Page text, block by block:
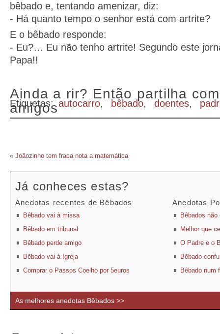
bêbado e, tentando amenizar, diz:
- Há quanto tempo o senhor está com artrite?
E o bêbado responde:
- Eu?… Eu não tenho artrite! Segundo este
Papa!!
Ainda a rir? Então partilha
amigos
Etiquetas: autocarro, bêbado, doentes,
« Joãozinho tem fraca nota a matemática
Já conheces estas?
Anedotas recentes de Bêbados
Bêbado vai à missa
Bêbado em tribunal
Bêbado perde amigo
Bêbado vai à Igreja
Comprar o Passos Coelho por 5euros
Anedotas
Bêbados
Melhor que
O Padre e o
Bêbado
Bêbado num
As melhores anedotas Bêbados >>